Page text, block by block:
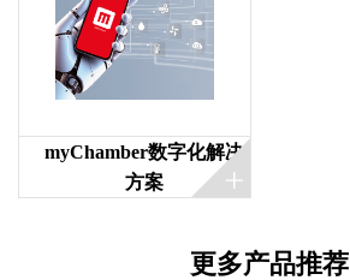
myChamber数字化解决
方案
更多产品推荐